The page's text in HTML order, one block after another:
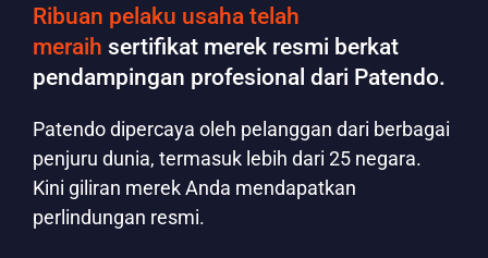
Ribuan pelaku usaha telah
meraih sertifikat merek resmi berkat
pendampingan profesional dari Patendo.
Patendo dipercaya oleh pelanggan dari berbagai
penjuru dunia, termasuk lebih dari 25 negara.
Kini giliran merek Anda mendapatkan
perlindungan resmi.